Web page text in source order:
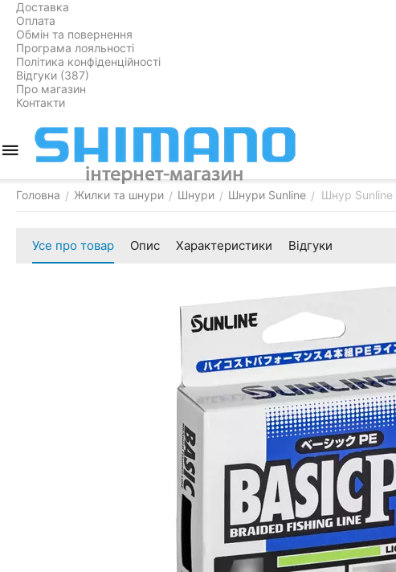
Доставка
Оплата
Обмін та повернення
Програма лояльності
Політика конфіденційності
Відгуки (387)
Про магазин
Контакти
Головна / Жилки та шнури / Шнури / Шнури Sunline / Шнур Sunline
Усе про товар Опис Характеристики Відгуки